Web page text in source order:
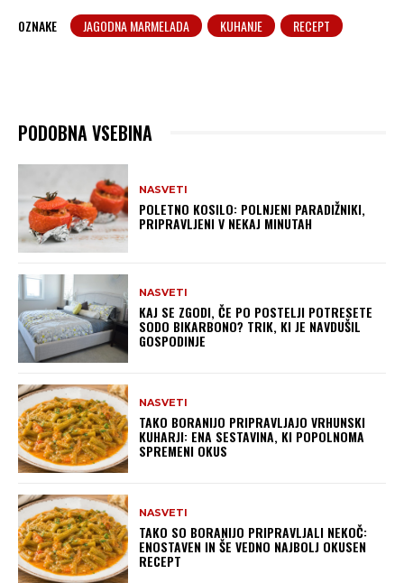
OZNAKE JAGODNA MARMELADA KUHANJE RECEPT
PODOBNA VSEBINA
NASVETI
POLETNO KOSILO: POLNJENI PARADIŽNIKI,
PRIPRAVLJENI V NEKAJ MINUTAH
NASVETI
KAJ SE ZGODI, ČE PO POSTELJI POTRESETE
SODO BIKARBONO? TRIK, KI JE NAVDUŠIL
GOSPODINJE
NASVETI
TAKO BORANIJO PRIPRAVLJAJO VRHUNSKI
KUHARJI: ENA SESTAVINA, KI POPOLNOMA
SPREMENI OKUS
NASVETI
TAKO SO BORANIJO PRIPRAVLJALI NEKOČ:
ENOSTAVEN IN ŠE VEDNO NAJBOLJ OKUSEN
RECEPT